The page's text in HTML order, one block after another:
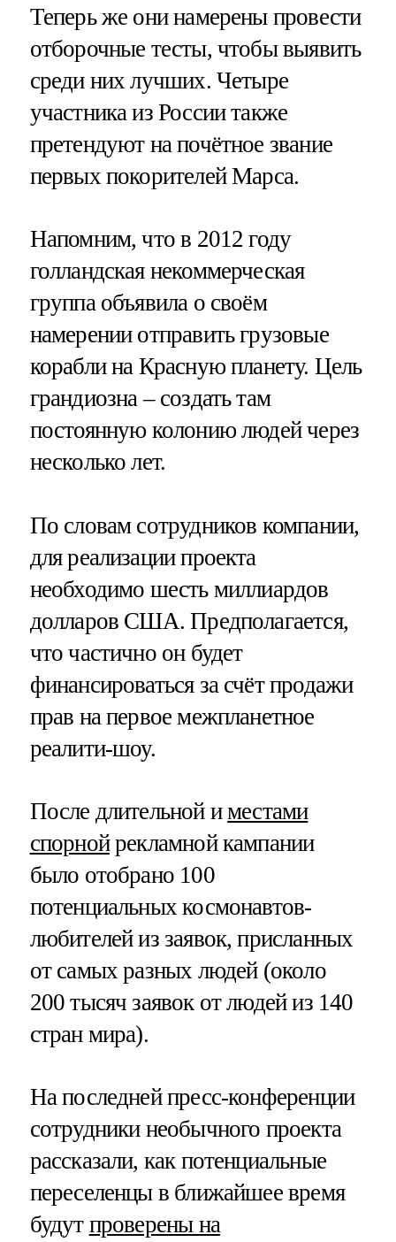
Теперь же они намерены провести
отборочные тесты, чтобы выявить
среди них лучших. Четыре
участника из России также
претендуют на почётное звание
первых покорителей Марса.
Напомним, что в 2012 году
голландская некоммерческая
группа объявила о своём
намерении отправить грузовые
корабли на Красную планету. Цель
грандиозна – создать там
постоянную колонию людей через
несколько лет.
По словам сотрудников компании,
для реализации проекта
необходимо шесть миллиардов
долларов США. Предполагается,
что частично он будет
финансироваться за счёт продажи
прав на первое межпланетное
реалити-шоу.
После длительной иместами
спорнойрекламной кампании
было отобрано 100
потенциальных космонавтов-
любителей из заявок, присланных
от самых разных людей (около
200 тысяч заявок от людей из 140
стран мира).
На последней пресс-конференции
сотрудники необычного проекта
рассказали, как потенциальные
переселенцы в ближайшее время
будут проверены на